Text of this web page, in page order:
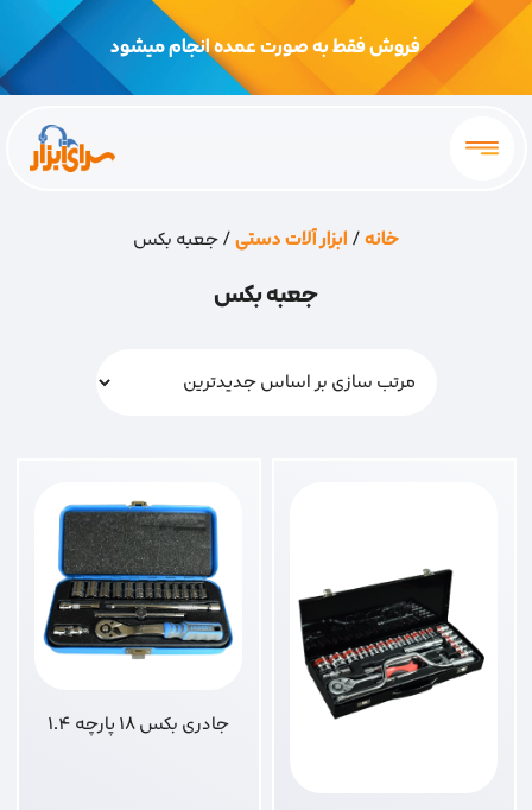
فروش فقط به صورت عمده انجام میشود
خانه/ابزار آلات دستی/ جعبه بکس
جعبه بکس
جادری بکس 18 پارچه 1.4